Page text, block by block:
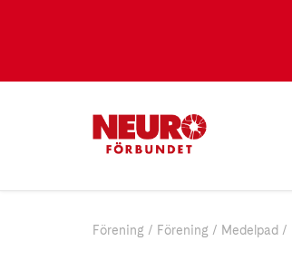
Förening Förening Medelpad